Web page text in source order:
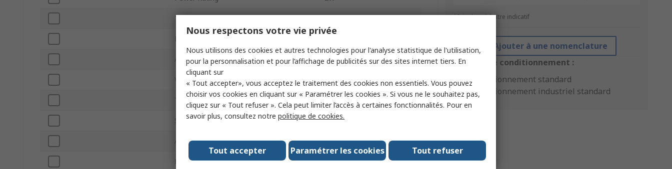
*Prix donné à titre indicatif
Ajouter à une nomenclature
Options de conditionnement :
Conditionnement standard
Conditionnement industriel standard
Tolerance ±
Packaging
Axial/Radial Axial
Voltage 500V
Technology Carbon Film
Series RS
Automotive Standard No
Package/Case 1145
Nous respectons votre vie privée
Nous utilisons des cookies et autres technologies pour l'analyse statistique de l'utilisation,
pour la personnalisation et pour l’affichage de publicités sur des sites internet tiers. En
cliquant sur
« Tout accepter», vous acceptez le traitement des cookies non essentiels. Vous pouvez
choisir vos cookies en cliquant sur « Paramétrer les cookies ». Si vous ne le souhaitez pas,
cliquez sur « Tout refuser ». Cela peut limiter l’accès à certaines fonctionnalités. Pour en
savoir plus, consultez notre politique de cookies.
Tout accepter Paramétrer les cookies Tout refuser